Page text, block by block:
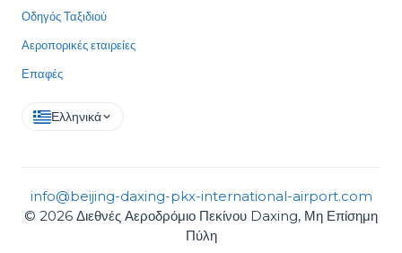
Οδηγός Ταξιδιού
Αεροπορικές εταιρείες
Επαφές
Ελληνικά
info@beijing-daxing-pkx-international-airport.com
© 2026 Διεθνές Αεροδρόμιο Πεκίνου Daxing, Μη Επίσημη
Πύλη